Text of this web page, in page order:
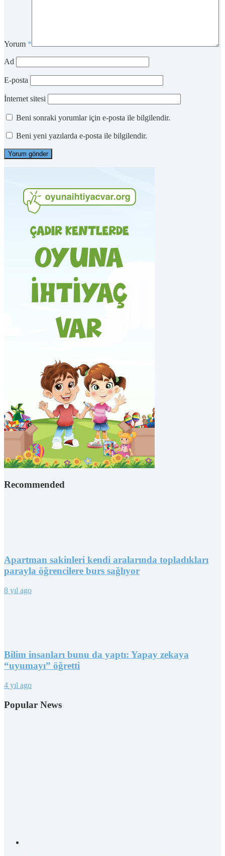
Yorum *
Ad
E-posta
İnternet sitesi
Beni sonraki yorumlar için e-posta ile bilgilendir.
Beni yeni yazılarda e-posta ile bilgilendir.
Recommended
Apartman sakinleri kendi aralarında topladıkları
parayla öğrencilere burs sağlıyor
8 yıl ago
Bilim insanları bunu da yaptı: Yapay zekaya
“uyumayı” öğretti
4 yıl ago
Popular News